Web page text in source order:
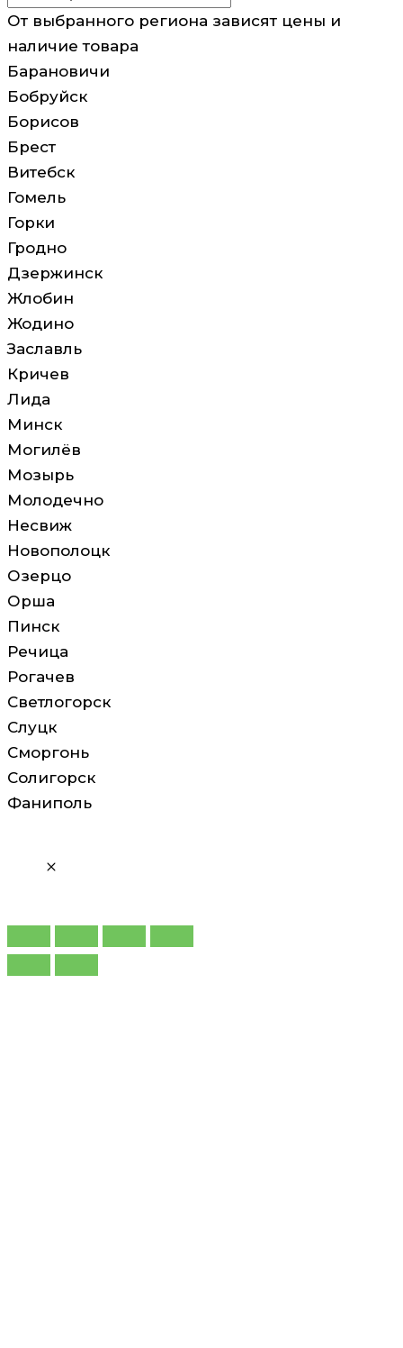
От выбранного региона зависят цены и
наличие товара
Барановичи
Бобруйск
Борисов
Брест
Витебск
Гомель
Горки
Гродно
Дзержинск
Жлобин
Жодино
Заславль
Кричев
Лида
Минск
Могилёв
Мозырь
Молодечно
Несвиж
Новополоцк
Озерцо
Орша
Пинск
Речица
Рогачев
Светлогорск
Слуцк
Сморгонь
Солигорск
Фаниполь